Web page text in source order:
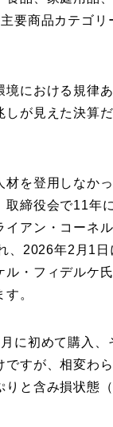
要商品カテゴリ
境における規律
しが見えた決算
材を登用しなか
取締役会で11年
イアン・コーネ
、2026年2月1
ル・フィデルケ
。
に初めて購入、
ですが、相変わ
と含み損状態（